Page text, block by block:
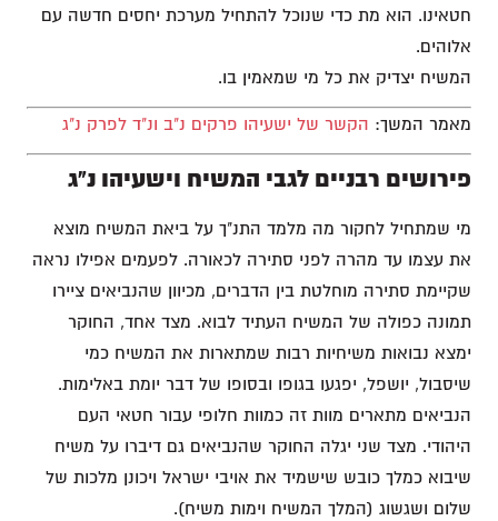
חטאינו. הוא מת כדי שנוכל להתחיל מערכת יחסים חדשה עם
אלוהים.
המשיח יצדיק את כל מי שמאמין בו.
מאמר המשך: הקשר של ישעיהו פרקים נ"ב ונ"ד לפרק נ"ג
פירושים רבניים לגבי המשיח וישעיהו נ"ג
מי שמתחיל לחקור מה מלמד התנ"ך על ביאת המשיח מוצא
את עצמו עד מהרה לפני סתירה לכאורה. לפעמים אפילו נראה
שקיימת סתירה מוחלטת בין הדברים, מכיוון שהנביאים ציירו
תמונה כפולה של המשיח העתיד לבוא. מצד אחד, החוקר
ימצא נבואות משיחיות רבות שמתארות את המשיח כמי
שיסבול, יושפל, יפגעו בגופו ובסופו של דבר יומת באלימות.
הנביאים מתארים מוות זה כמוות חלופי עבור חטאי העם
היהודי. מצד שני יגלה החוקר שהנביאים גם דיברו על משיח
שיבוא כמלך כובש שישמיד את אויבי ישראל ויכונן מלכות של
שלום ושגשוג (המלך המשיח וימות משיח).